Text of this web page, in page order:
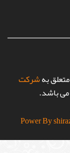
شرکت
می باشد.